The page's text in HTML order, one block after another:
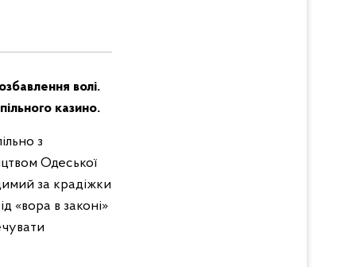
волі.
казино.
з
Одеської
за крадіжки
«вора в законі»